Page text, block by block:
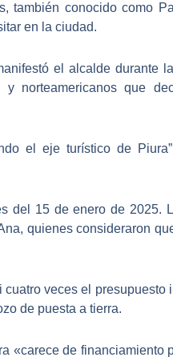
también conocido como
en la ciudad.
el alcalde durante
norteamericanos que
el eje turístico de
del 15 de enero de 2025.
quienes consideraron
veces el
de puesta a tierra.
«carece de financiamiento